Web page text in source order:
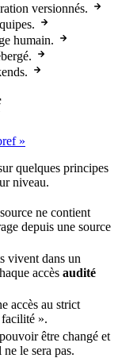
versionnés.
humain.
»
quelques principes
niveau.
ne contient
depuis une source
vivent dans un
accès audité
accès au strict
facilité ».
être changé et
le sera pas.